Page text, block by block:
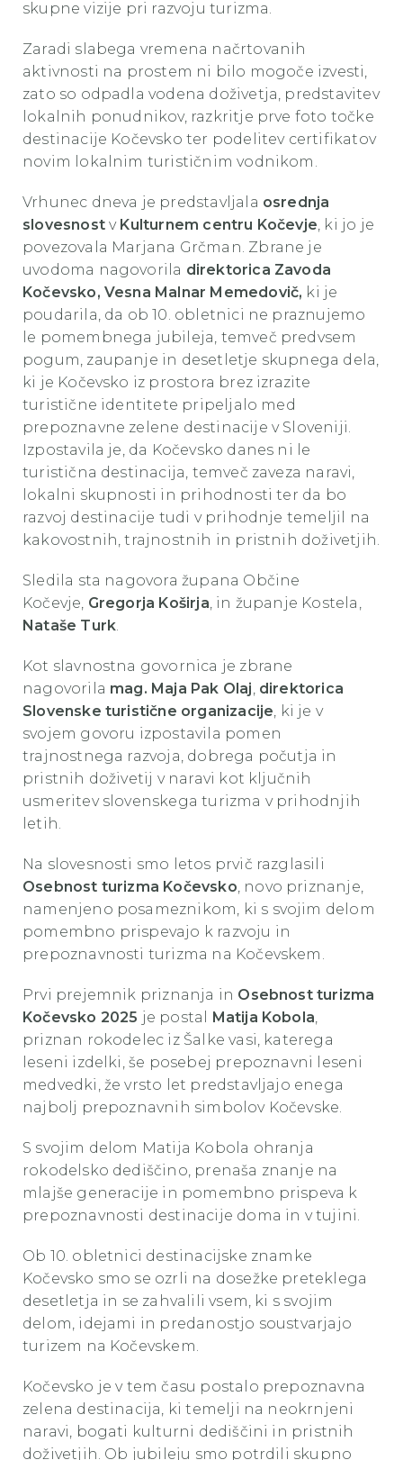
skupne vizije pri razvoju turizma.
Zaradi slabega vremena načrtovanih
aktivnosti na prostem ni bilo mogoče izvesti,
zato so odpadla vodena doživetja, predstavitev
lokalnih ponudnikov, razkritje prve foto točke
destinacije Kočevsko ter podelitev certifikatov
novim lokalnim turističnim vodnikom.
Vrhunec dneva je predstavljala osrednja
slovesnostv Kulturnem centru Kočevje, ki jo je
povezovala Marjana Grčman. Zbrane je
uvodoma nagovorila direktorica Zavoda
Kočevsko, Vesna Malnar Memedovič, ki je
poudarila, da ob 10. obletnici ne praznujemo
le pomembnega jubileja, temveč predvsem
pogum, zaupanje in desetletje skupnega dela,
ki je Kočevsko iz prostora brez izrazite
turistične identitete pripeljalo med
prepoznavne zelene destinacije v Sloveniji.
Izpostavila je, da Kočevsko danes ni le
turistična destinacija, temveč zaveza naravi,
lokalni skupnosti in prihodnosti ter da bo
razvoj destinacije tudi v prihodnje temeljil na
kakovostnih, trajnostnih in pristnih doživetjih.
Sledila sta nagovora župana Občine
Kočevje, Gregorja Koširja, in županje Kostela,
Nataše Turk.
Kot slavnostna govornica je zbrane
nagovorila mag. Maja Pak Olaj, direktorica
Slovenske turistične organizacije, ki je v
svojem govoru izpostavila pomen
trajnostnega razvoja, dobrega počutja in
pristnih doživetij v naravi kot ključnih
usmeritev slovenskega turizma v prihodnjih
letih.
Na slovesnosti smo letos prvič razglasili
Osebnost turizma Kočevsko, novo priznanje,
namenjeno posameznikom, ki s svojim delom
pomembno prispevajo k razvoju in
prepoznavnosti turizma na Kočevskem.
Prvi prejemnik priznanja in Osebnost turizma
Kočevsko 2025 je postal Matija Kobola,
priznan rokodelec iz Šalke vasi, katerega
leseni izdelki, še posebej prepoznavni leseni
medvedki, že vrsto let predstavljajo enega
najbolj prepoznavnih simbolov Kočevske.
S svojim delom Matija Kobola ohranja
rokodelsko dediščino, prenaša znanje na
mlajše generacije in pomembno prispeva k
prepoznavnosti destinacije doma in v tujini.
Ob 10. obletnici destinacijske znamke
Kočevsko smo se ozrli na dosežke preteklega
desetletja in se zahvalili vsem, ki s svojim
delom, idejami in predanostjo soustvarjajo
turizem na Kočevskem.
Kočevsko je v tem času postalo prepoznavna
zelena destinacija, ki temelji na neokrnjeni
naravi, bogati kulturni dediščini in pristnih
doživetjih. Ob jubileju smo potrdili skupno